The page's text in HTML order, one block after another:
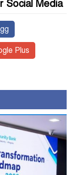
Social Media
Plus